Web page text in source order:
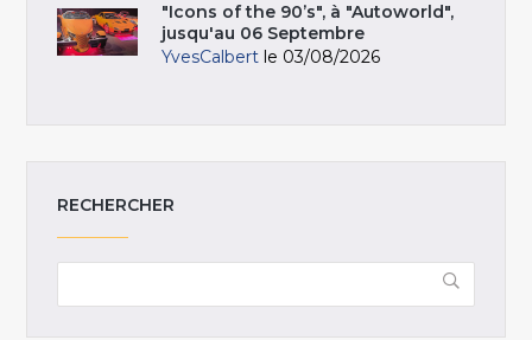
"Icons of the 90’s", à "Autoworld",
jusqu'au 06 Septembre
YvesCalbert le 03/08/2026
RECHERCHER